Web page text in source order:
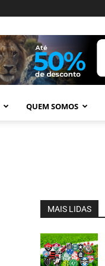
QUEM SOMOS
MAIS LIDAS